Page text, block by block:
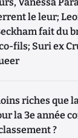
le leur;
fait du
fils; Suri ex
riches que
la 3e année
?